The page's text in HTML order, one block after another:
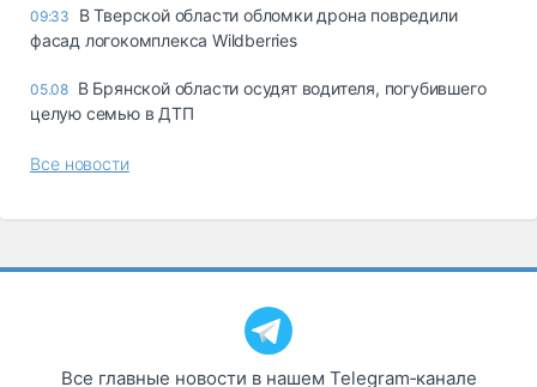
09:33
В Тверской области обломки дрона повредили
фасад логокомплекса Wildberries
05.08 В Брянской области осудят водителя, погубившего
целую семью в ДТП
Все новости
Все главные новости в нашем Telegram‑канале